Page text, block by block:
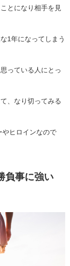
とになり相手を見
1年になってしまう
っている人にとっ
、なり切ってみる
やヒロインなので
負事に強い